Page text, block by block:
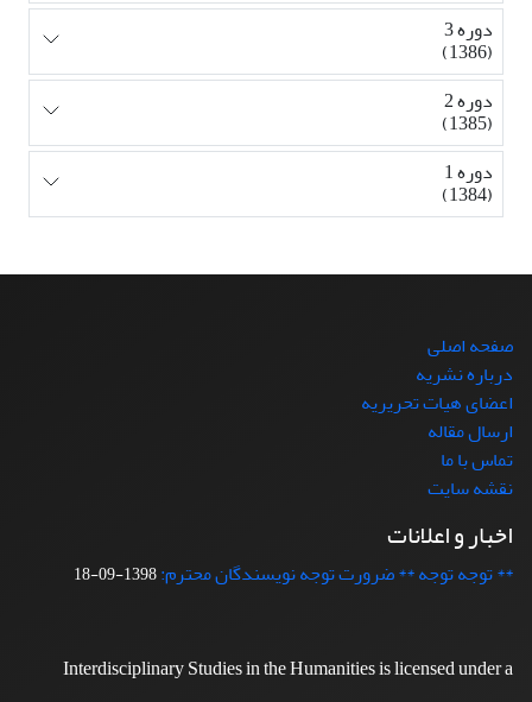
دوره 3
(1386)
دوره 2
(1385)
دوره 1
(1384)
صفحه اصلی
درباره نشریه
اعضای هیات تحریریه
ارسال مقاله
تماس با ما
نقشه سایت
اخبار و اعلانات
** توجه توجه ** ضرورت توجه نویسندگان محترم:1398-09-18
Interdisciplinary Studies in the Humanities is licensed under a